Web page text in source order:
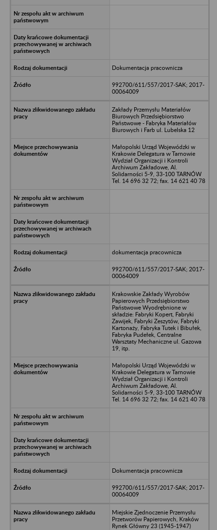
Dokumentacja pracownicza
992700/611/557/2017-SAK; 2017-
00064009
Zakłady Przemysłu Materiałów
Biurowych Przedsiębiorstwo
Państwowe - Fabryka Materiałów
Biurowych i Farb ul. Lubelska 12
Małopolski Urząd Wojewódzki w
Krakowie Delegatura w Tarnowie
Wydział Organizacji i Kontroli
Archiwum Zakładowe, Al.
Solidarności 5-9, 33-100 TARNÓW
Tel. 14 696 32 72; fax. 14 621 40 78
dokumentacja pracownicza
992700/611/557/2017-SAK; 2017-
00064009
Krakowskie Zakłady Wyrobów
Papierowych Przedsiębiorstwo
Państwowe Wyodrębnione w
składzie: Fabryki Kopert, Fabryki
Zawijek, Fabryki Zeszytów, Fabryki
Kartonaży, Fabryka Tutek i Bibułek,
Fabryka Pudełek, Centralne
Warsztaty Mechaniczne ul. Gazowa
19, itp.
Małopolski Urząd Wojewódzki w
Krakowie Delegatura w Tarnowie
Wydział Organizacji i Kontroli
Archiwum Zakładowe, Al.
Solidarności 5-9, 33-100 TARNÓW
Tel. 14 696 32 72; fax. 14 621 40 78
Dokumentacja pracownicza
992700/611/557/2017-SAK; 2017-
00064009
Miejskie Zjednoczenie Przemysłu
Przetworów Papierowych, Kraków
Rynek Główny 23 (1945-1947)